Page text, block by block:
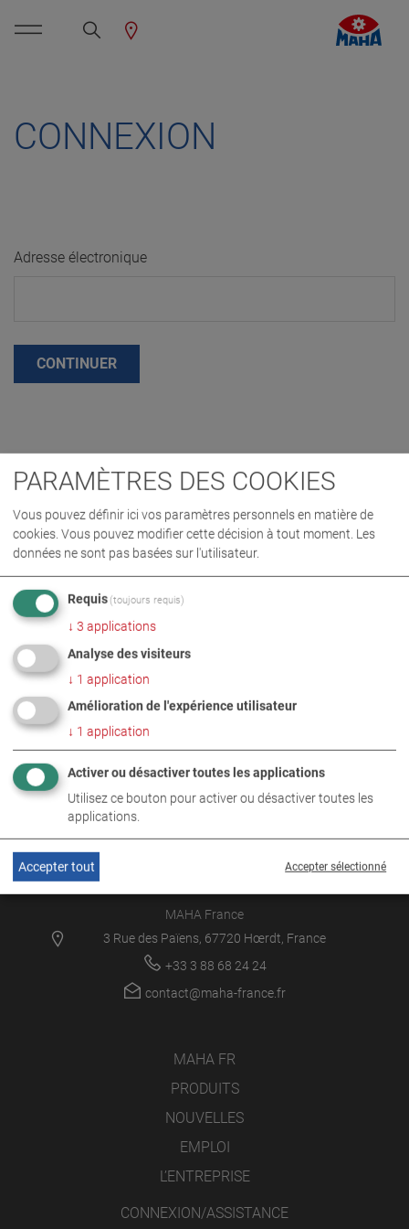
CONNEXION
Adresse électronique
CONTINUER
MAHA France
3 Rue des Païens, 67720 Hœrdt, France
+33 3 88 68 24 24
contact@maha-france.fr
MAHA FR
PRODUITS
NOUVELLES
EMPLOI
L’ENTREPRISE
CONNEXION/ASSISTANCE
PARAMÈTRES DES COOKIES
Vous pouvez définir ici vos paramètres personnels en matière de
cookies. Vous pouvez modifier cette décision à tout moment. Les
données ne sont pas basées sur l'utilisateur.
Requis (toujours requis)
↓ 3 applications
Analyse des visiteurs
↓ 1 application
Amélioration de l'expérience utilisateur
↓ 1 application
Activer ou désactiver toutes les applications
Utilisez ce bouton pour activer ou désactiver toutes les
applications.
Accepter sélectionné
Accepter tout